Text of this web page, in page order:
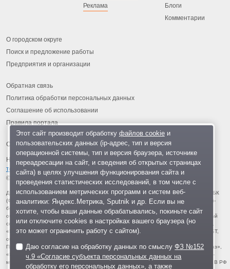
Реклама
Блоги
Комментарии
О городском округе
Поиск и предложение работы
Предприятия и организации
Обратная связь
Политика обработки персональных данных
Соглашение об использовании
Правила портала
На информационном ресурсе применяются рекомендательные
технологии
© 2013-2026 «ОИНФО»,
сделано в Одинцово
Для читателей: В России признаны экстремистскими и запрещены организации ФБК
(Фонд борьбы с коррупцией, признан иноагентом), Штабы Навального, «Национал-
большевистская партия», «Свидетели Иеговы», «Армия воли народа», «Русский
общенациональный союз», «Движение против нелегальной иммиграции», «Правый
сектор», УНА-УНСО, УПА, «Тризуб им. Степана Бандеры», «Мизантропик дивижн»,
«Меджлис крымскотатарского народа», движение «Артподготовка», движение ЛГБТ,
общероссийская политическая партия «Воля», АУЕ, батальоны «Азов» и «Айдар».
Признаны террористическими и запрещены: «Движение Талибан», «Имарат Кавказ»,
«Исламское государство» (ИГ, ИГИЛ), Джебхад-ан-Нусра, «АУМ Синрике», «Братья-
мусульмане», «Аль-Каида в странах исламского Магриба», «Сеть», «Колумбайн». В РФ
Этот сайт производит обработку файлов cookieи
пользовательских данных (ip-адрес, тип и версия
операционной системы, тип и версия браузера, источнике
переадресации на сайт, и сведения об открытых страницах
сайта) в целях улучшения функционирования сайта и
проведения статистических исследований, в том числе с
использованием метрических программ и систем веб-
аналитики: Яндекс.Метрика, Sputnik и др. Если вы не
хотите, чтобы ваши данные обрабатывались, покиньте сайт
или отключите cookies в настройках вашего браузера (но
это может ограничить работу с сайтом).
Даю согласие на обработку данных по смыслуФЗ №152
ч.9 «Согласие субъекта персональных данных на
обработку его персональных данных» , а также